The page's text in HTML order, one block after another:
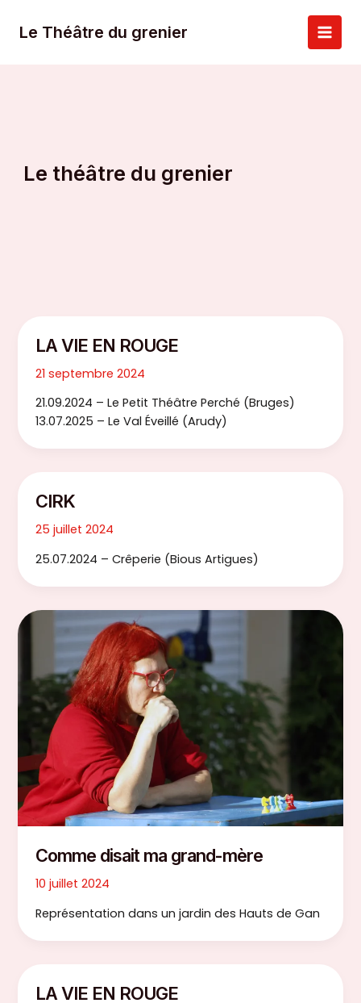
Le Théâtre du grenier
Main
Le théâtre du grenier
LA VIE EN ROUGE
21 septembre 2024
21.09.2024 – Le Petit Théâtre Perché (Bruges)
13.07.2025 – Le Val Éveillé (Arudy)
CIRK
25 juillet 2024
25.07.2024 – Crêperie (Bious Artigues)
Comme disait ma grand-mère
10 juillet 2024
Représentation dans un jardin des Hauts de Gan
LA VIE EN ROUGE